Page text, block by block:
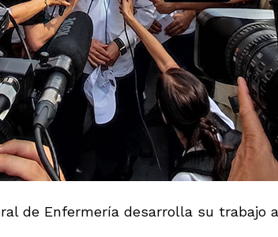
de Enfermería desarrolla su trabajo